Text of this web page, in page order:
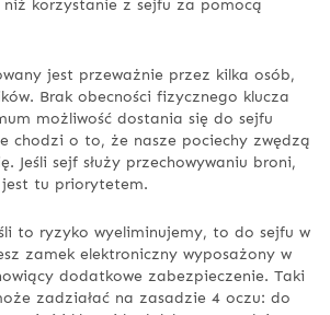
korzystanie z sejfu za pomocą
jest przeważnie przez kilka osób,
Brak obecności fizycznego klucza
możliwość dostania się do sejfu
chodzi o to, że nasze pociechy zwędzą
Jeśli sejf służy przechowywaniu broni,
tu priorytetem.
to ryzyko wyeliminujemy, to do sejfu w
zamek elektroniczny wyposażony w
dodatkowe zabezpieczenie. Taki
zadziałać na zasadzie 4 oczu: do